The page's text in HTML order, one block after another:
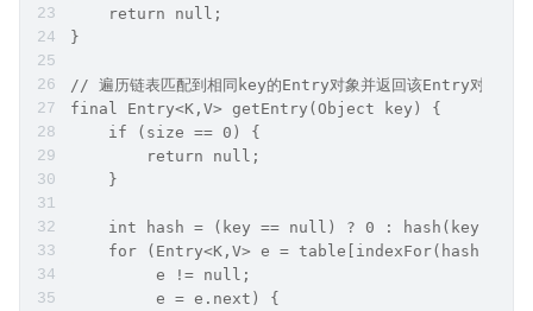
    return null;
}
// 遍历链表匹配到相同key的Entry对象并返回该Entry对象的
final Entry<K,V> getEntry(Object key) {
    if (size == 0) {
        return null;
    }
    int hash = (key == null) ? 0 : hash(key);
for (Entry<K,V> e = table[indexFor(hash,
         e != null;
         e = e.next) {